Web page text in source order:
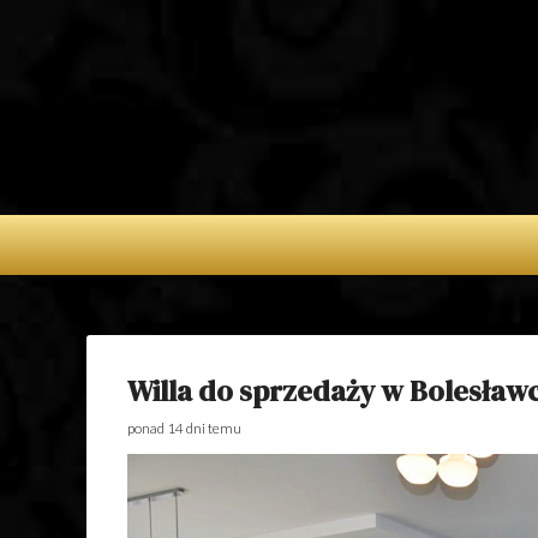
NA
SPRZEDAŻ –
Willa do sprzedaży w
ponad 14 dni temu